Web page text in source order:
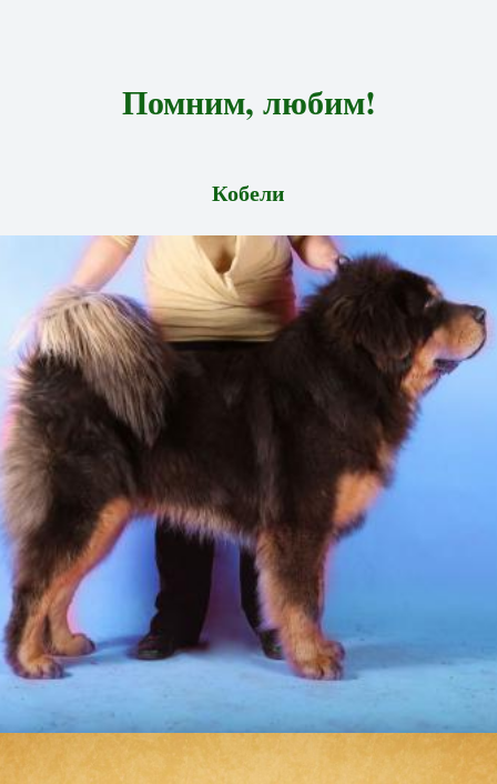
Помним, любим!
Кобели